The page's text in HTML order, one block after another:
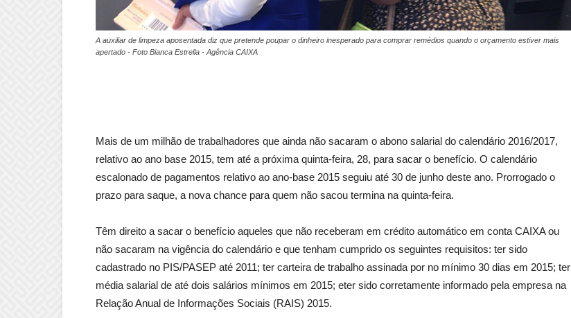
A auxiliar de limpeza aposentada diz que pretende poupar o dinheiro inesperado para comprar remédios quando o orçamento estiver mais
apertado - Foto Bianca Estrella - Agência CAIXA
Mais de um milhão de trabalhadores que ainda não sacaram o abono salarial do calendário 2016/2017,
relativo ao ano base 2015, tem até a próxima quinta-feira, 28, para sacar o benefício. O calendário
escalonado de pagamentos relativo ao ano-base 2015 seguiu até 30 de junho deste ano. Prorrogado o
prazo para saque, a nova chance para quem não sacou termina na quinta-feira.
Têm direito a sacar o benefício aqueles que não receberam em crédito automático em conta CAIXA ou
não sacaram na vigência do calendário e que tenham cumprido os seguintes requisitos: ter sido
cadastrado no PIS/PASEP até 2011; ter carteira de trabalho assinada por no mínimo 30 dias em 2015; ter
média salarial de até dois salários mínimos em 2015; eter sido corretamente informado pela empresa na
Relação Anual de Informações Sociais (RAIS) 2015.